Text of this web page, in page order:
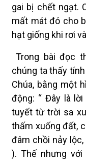
gai bị chết ngạt.
mất mát đó cho
hạt giống khi rơi
Trong bài đọc
chúng ta thấy
Chúa, bằng một
động: “ Đây là
tuyết từ trời sa
thấm xuống đất,
đâm chồi nảy lộc,
). Thế nhưng